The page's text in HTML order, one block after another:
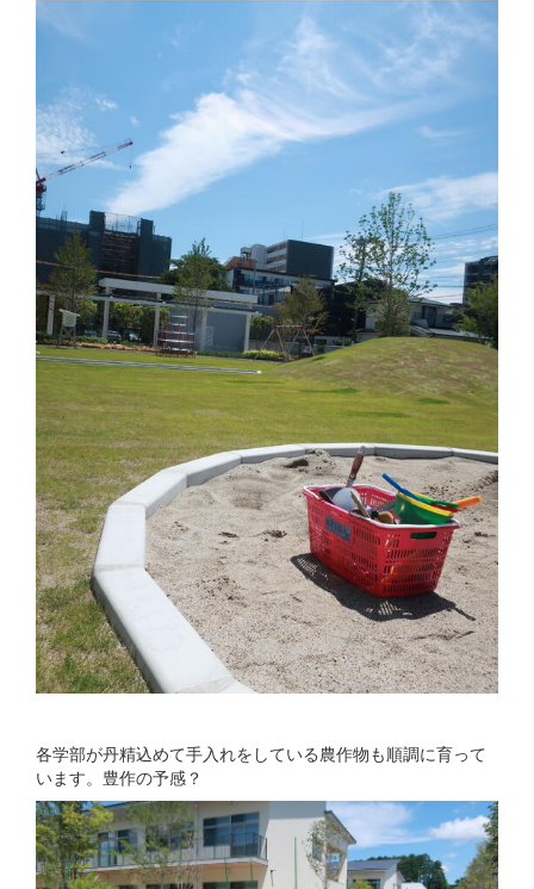
各学部が丹精込めて手入れをしている農作物も順調に育って
います。豊作の予感？